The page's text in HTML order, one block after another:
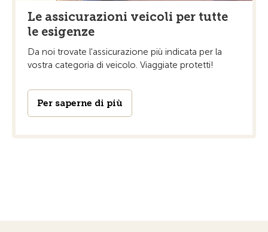
Le assicurazioni veicoli per tutte
le esigenze
Da noi trovate l'assicurazione più indicata per la
vostra categoria di veicolo. Viaggiate protetti!
Per saperne di più